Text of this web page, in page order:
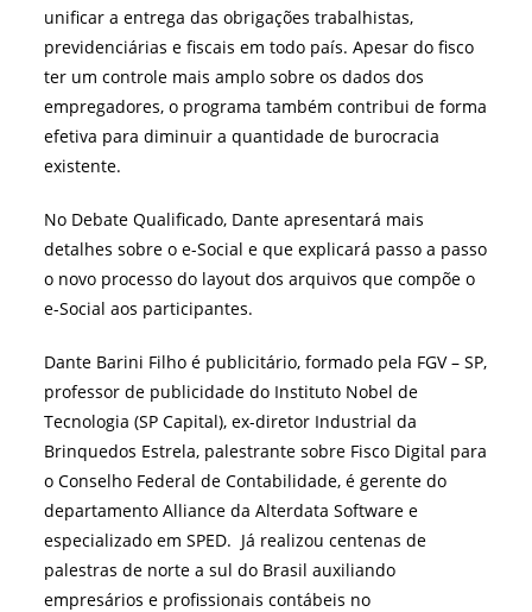
unificar a entrega das obrigações trabalhistas,
previdenciárias e fiscais em todo país. Apesar do fisco
ter um controle mais amplo sobre os dados dos
empregadores, o programa também contribui de forma
efetiva para diminuir a quantidade de burocracia
existente.
No Debate Qualificado, Dante apresentará mais
detalhes sobre o e-Social e que explicará passo a passo
o novo processo do layout dos arquivos que compõe o
e-Social aos participantes.
Dante Barini Filho é publicitário, formado pela FGV – SP,
professor de publicidade do Instituto Nobel de
Tecnologia (SP Capital), ex-diretor Industrial da
Brinquedos Estrela, palestrante sobre Fisco Digital para
o Conselho Federal de Contabilidade, é gerente do
departamento Alliance da Alterdata Software e
especializado em SPED. Já realizou centenas de
palestras de norte a sul do Brasil auxiliando
empresários e profissionais contábeis no